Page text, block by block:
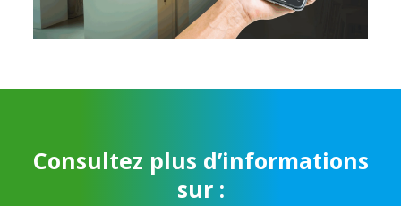
Consultez plus d’informations
sur :